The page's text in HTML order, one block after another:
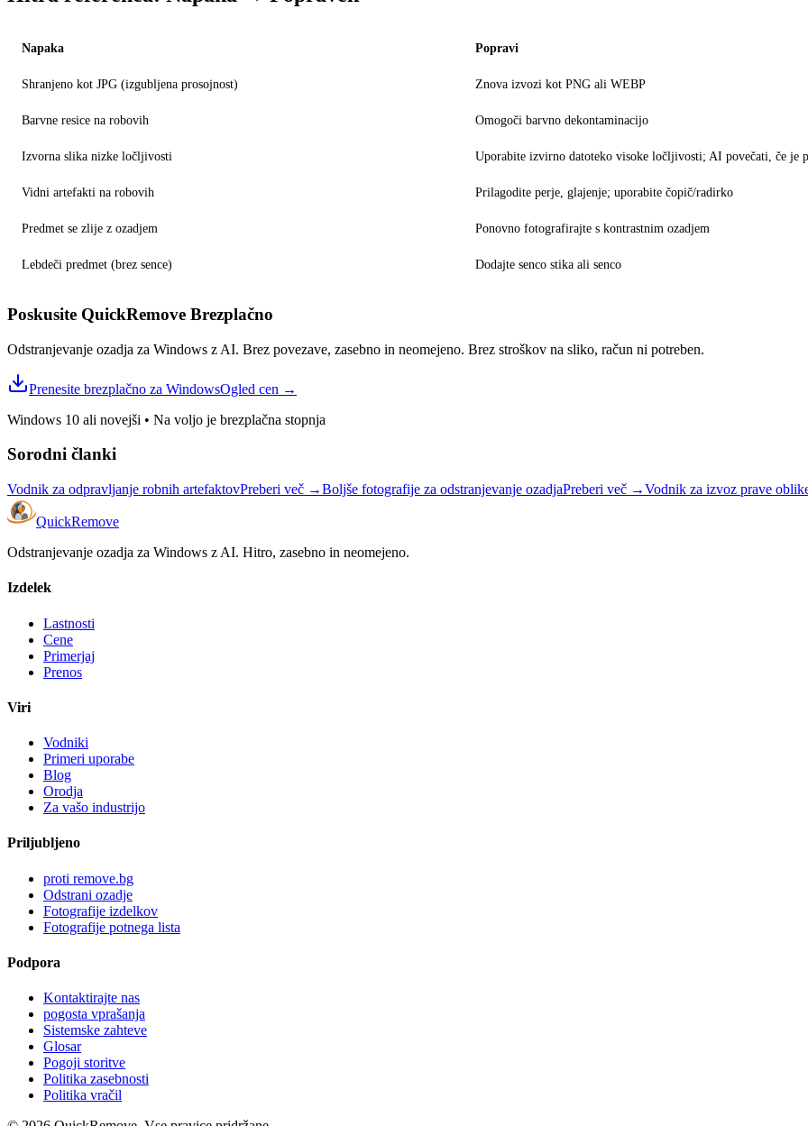
Napaka Popravi
Shranjeno kot JPG (izgubljena prosojnost) Znova izvozi kot PNG ali WEBP
Barvne resice na robovih Omogoči barvno dekontaminacijo
Izvorna slika nizke ločljivosti Uporabite izvirno datoteko visoke ločljivosti; AI povečati, če je
Vidni artefakti na robovih Prilagodite perje, glajenje; uporabite čopič/radirko
Predmet se zlije z ozadjem Ponovno fotografirajte s kontrastnim ozadjem
Lebdeči predmet (brez sence) Dodajte senco stika ali senco
Poskusite QuickRemove Brezplačno
Odstranjevanje ozadja za Windows z AI. Brez povezave, zasebno in neomejeno. Brez stroškov na sliko, račun ni potreben.
Prenesite brezplačno za WindowsOgled cen →
Windows 10 ali novejši • Na voljo je brezplačna stopnja
Sorodni članki
Vodnik za odpravljanje robnih artefaktovPreberi več →Boljše fotografije za odstranjevanje ozadjaPreberi več →Vodnik za izvoz prave
QuickRemove
Odstranjevanje ozadja za Windows z AI. Hitro, zasebno in neomejeno.
Izdelek
Lastnosti
Cene
Primerjaj
Prenos
Viri
Vodniki
Primeri uporabe
Blog
Orodja
Za vašo industrijo
Priljubljeno
proti remove.bg
Odstrani ozadje
Fotografije izdelkov
Fotografije potnega lista
Podpora
Kontaktirajte nas
pogosta vprašanja
Sistemske zahteve
Glosar
Pogoji storitve
Politika zasebnosti
Politika vračil